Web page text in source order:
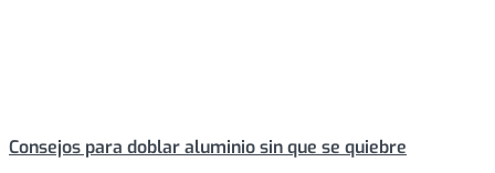
Consejos para doblar aluminio sin que se quiebre